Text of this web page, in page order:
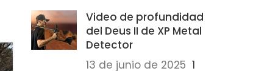
Video de profundidad
del Deus II de XP Metal
Detector
13 de junio de 2025 1